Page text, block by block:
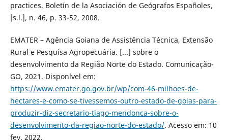
practices. Boletín de la Asociación de Geógrafos Españoles,
[s.l.], n. 46, p. 33-52, 2008.
EMATER – Agência Goiana de Assistência Técnica, Extensão
Rural e Pesquisa Agropecuária. [...] sobre o
desenvolvimento da Região Norte do Estado. Comunicação-
GO, 2021. Disponível em:
https://www.emater.go.gov.br/wp/com-46-milhoes-de-
hectares-e-como-se-tivessemos-outro-estado-de-goias-para-
produzir-diz-secretario-tiago-mendonca-sobre-o-
desenvolvimento-da-regiao-norte-do-estado/. Acesso em: 10
fev. 2022.